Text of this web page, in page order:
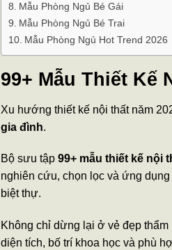
Mẫu Phòng Ngủ Bé Gái
Mẫu Phòng Ngủ Bé Trai
Mẫu Phòng Ngủ Hot Trend 2026
99+ Mẫu Thiết Kế
Xu hướng thiết kế nội thất năm
gia đình.
Bộ sưu tập 99+ mẫu thiết kế nội
nghiên cứu, chọn lọc và ứng
biệt thự.
Không chỉ dừng lại ở vẻ đẹp
diện tích, bố trí khoa học và phù